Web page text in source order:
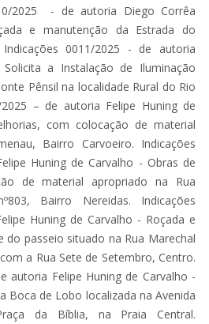
2025 - de autoria Diego Corrêa
e manutenção da Estrada do
0011/2025 - de autoria
a Instalação de Iluminação
Pênsil na localidade Rural do Rio
– de autoria Felipe Huning de
com colocação de material
Bairro Carvoeiro. Indicações
Huning de Carvalho - Obras de
de material apropriado na Rua
Bairro Nereidas. Indicações
Huning de Carvalho - Roçada e
do passeio situado na Rua Marechal
a Rua Sete de Setembro, Centro.
autoria Felipe Huning de Carvalho -
Boca de Lobo localizada na Avenida
da Bíblia, na Praia Central.